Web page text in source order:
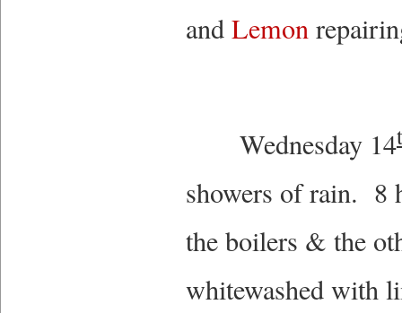
andLemon
Wednesday 14
showers of rain. 8
the boilers & the
whitewashed with